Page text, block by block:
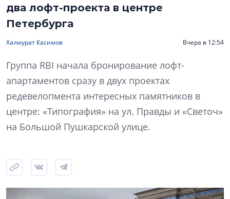
два лофт-проекта в центре
Петербурга
Халмурат Касимов Вчера в 12:54
Группа RBI начала бронирование лофт-
апартаментов сразу в двух проектах
редевелопмента интересных памятников в
центре: «Типография» на ул. Правды и «Светоч»
на Большой Пушкарской улице.